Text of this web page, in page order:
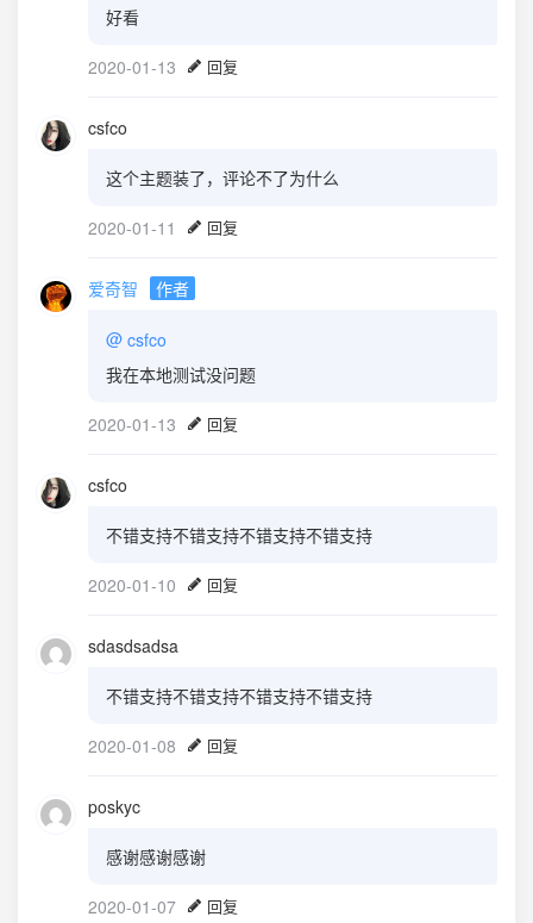
好看
2020-01-13 回复
csfco
这个主题装了，评论不了为什么
2020-01-11 回复
爱奇智 作者
@ csfco
我在本地测试没问题
2020-01-13 回复
csfco
不错支持不错支持不错支持不错支持
2020-01-10 回复
sdasdsadsa
不错支持不错支持不错支持不错支持
2020-01-08 回复
poskyc
感谢感谢感谢
2020-01-07 回复